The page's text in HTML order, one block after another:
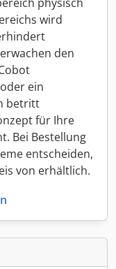
wird
den
ein
betritt
für Ihre
Bei Bestellung
entscheiden,
von erhältlich.